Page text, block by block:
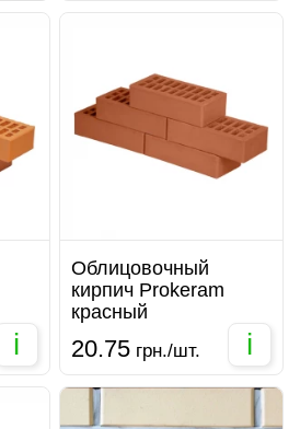
i
Облицовочный
кирпич Prokeram
красный
20.75 грн./шт. i